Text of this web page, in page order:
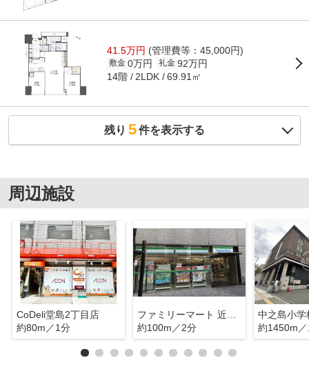
41.5万円 (管理費等：45,000円)
敷金 0万円 礼金 92万円
14階 2LDK 69.91㎡
残り 5件を表示する
周辺施設
CoDeli堂島2丁目店
約80m／1分
約100m／2分
中之島小学
約1450m